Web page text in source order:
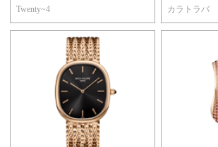
Twenty~4 カラトラバ